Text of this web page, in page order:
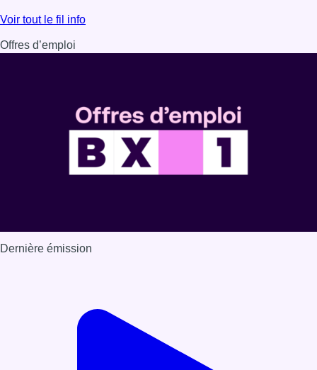
Lire l'article La vague de chaleur est officiellement
Voir tout le fil info
Offres d’emploi
Dernière émission